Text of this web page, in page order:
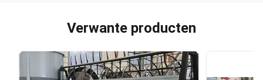
Verwante producten